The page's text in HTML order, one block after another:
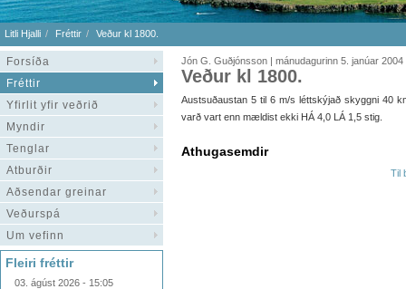
Litli Hjalli Fréttir Veður kl 1800.
Forsíða
Fréttir
Yfirlit yfir veðrið
Myndir
Tenglar
Atburðir
Aðsendar greinar
Veðurspá
Um vefinn
Fleiri fréttir
03. ágúst 2026 - 15:05
Jón G. Guðjónsson | mánudagurinn 5. janúar 2004
Veður kl 1800.
Austsuðaustan 5 til 6 m/s léttskýjað skyggni 40
varð vart enn mældist ekki HÁ 4,0 LÁ 1,5 stig.
Athugasemdir
Til